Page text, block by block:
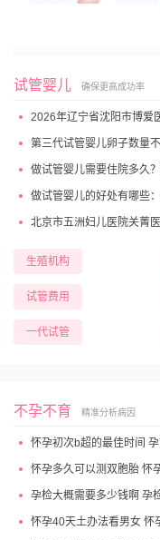
试管婴儿 确保更高成功率
2026年辽宁省沈阳市博爱医
第三代试管婴儿卵子数量
做试管婴儿需要住院多久
做试管婴儿的好处有哪些
北京市五洲妇儿医院关菁
生殖机构
试管费用
一代试管
不孕不育 精准分析病因
怀孕初次b超的最佳时间
怀孕多久可以测双胞胎 怀
孕检大概需要多少钱啊 孕
怀孕40天土办法看男女 怀